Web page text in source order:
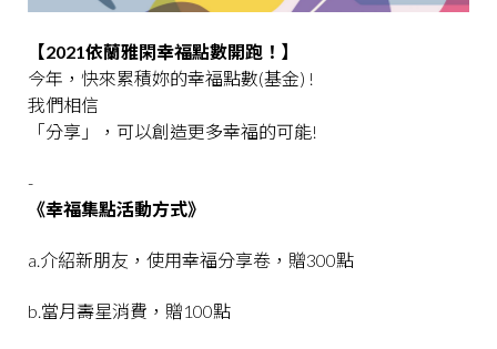
【2021依蘭雅閑幸福點數開跑！】
今年，快來累積妳的幸福點數(基金) !
我們相信
「分享」，可以創造更多幸福的可能!
-
《幸福集點活動方式》
a.介紹新朋友，使用幸福分享卷，贈300點
b.當月壽星消費，贈100點